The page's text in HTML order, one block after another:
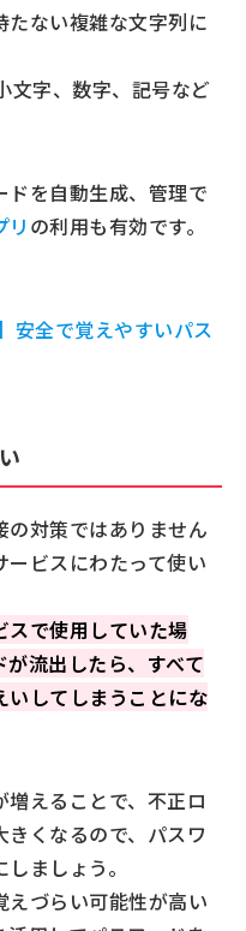
ない複雑な文字列に
文字、数字、記号など
ドを自動生成、管理で
リ の利用も有効です。
安全で覚えやすいパス
対策ではありません
ビスにわたって使い
スで使用していた場
流出したら、すべて
いしてしまうことにな
えることで、不正ロ
くなるので、パスワ
ましょう。
づらい可能性が高い